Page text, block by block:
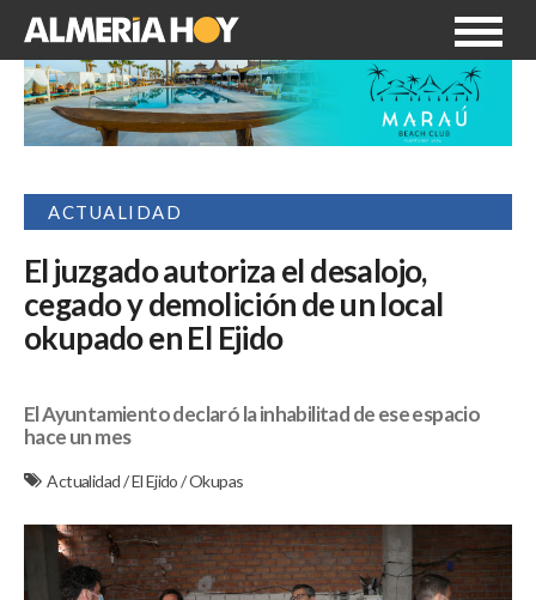
ACTUALIDAD
El juzgado autoriza el desalojo,
cegado y demolición de un local
okupado en El Ejido
El Ayuntamiento declaró la inhabilitad de ese espacio
hace un mes
Actualidad/El Ejido/Okupas